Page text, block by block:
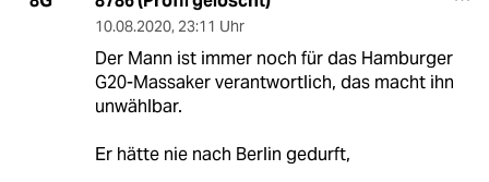
10.08.2020, 23:11 Uhr
Der Mann ist immer noch für das Hamburger
G20-Massaker verantwortlich, das macht ihn
unwählbar.
Er hätte nie nach Berlin gedurft,